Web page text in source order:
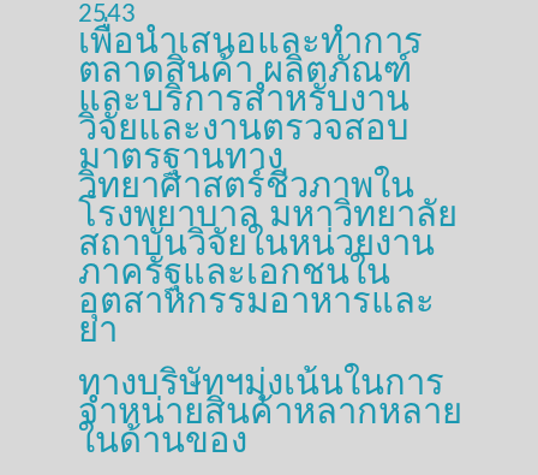
2543
เพื่อนำเสนอและทำการ
ตลาดสินค้า ผลิตภัณฑ์
และบริการสำหรับงาน
วิจัยและงานตรวจสอบ
มาตรฐานทาง
วิทยาศาสตร์ชีวภาพใน
โรงพยาบาล มหาวิทยาลัย
สถาบันวิจัยในหน่วยงาน
ภาครัฐและเอกชนใน
อุตสาหกรรมอาหารและ
ยา
ทางบริษัทฯมุ่งเน้นในการ
จำหน่ายสินค้าหลากหลาย
ในด้านของ